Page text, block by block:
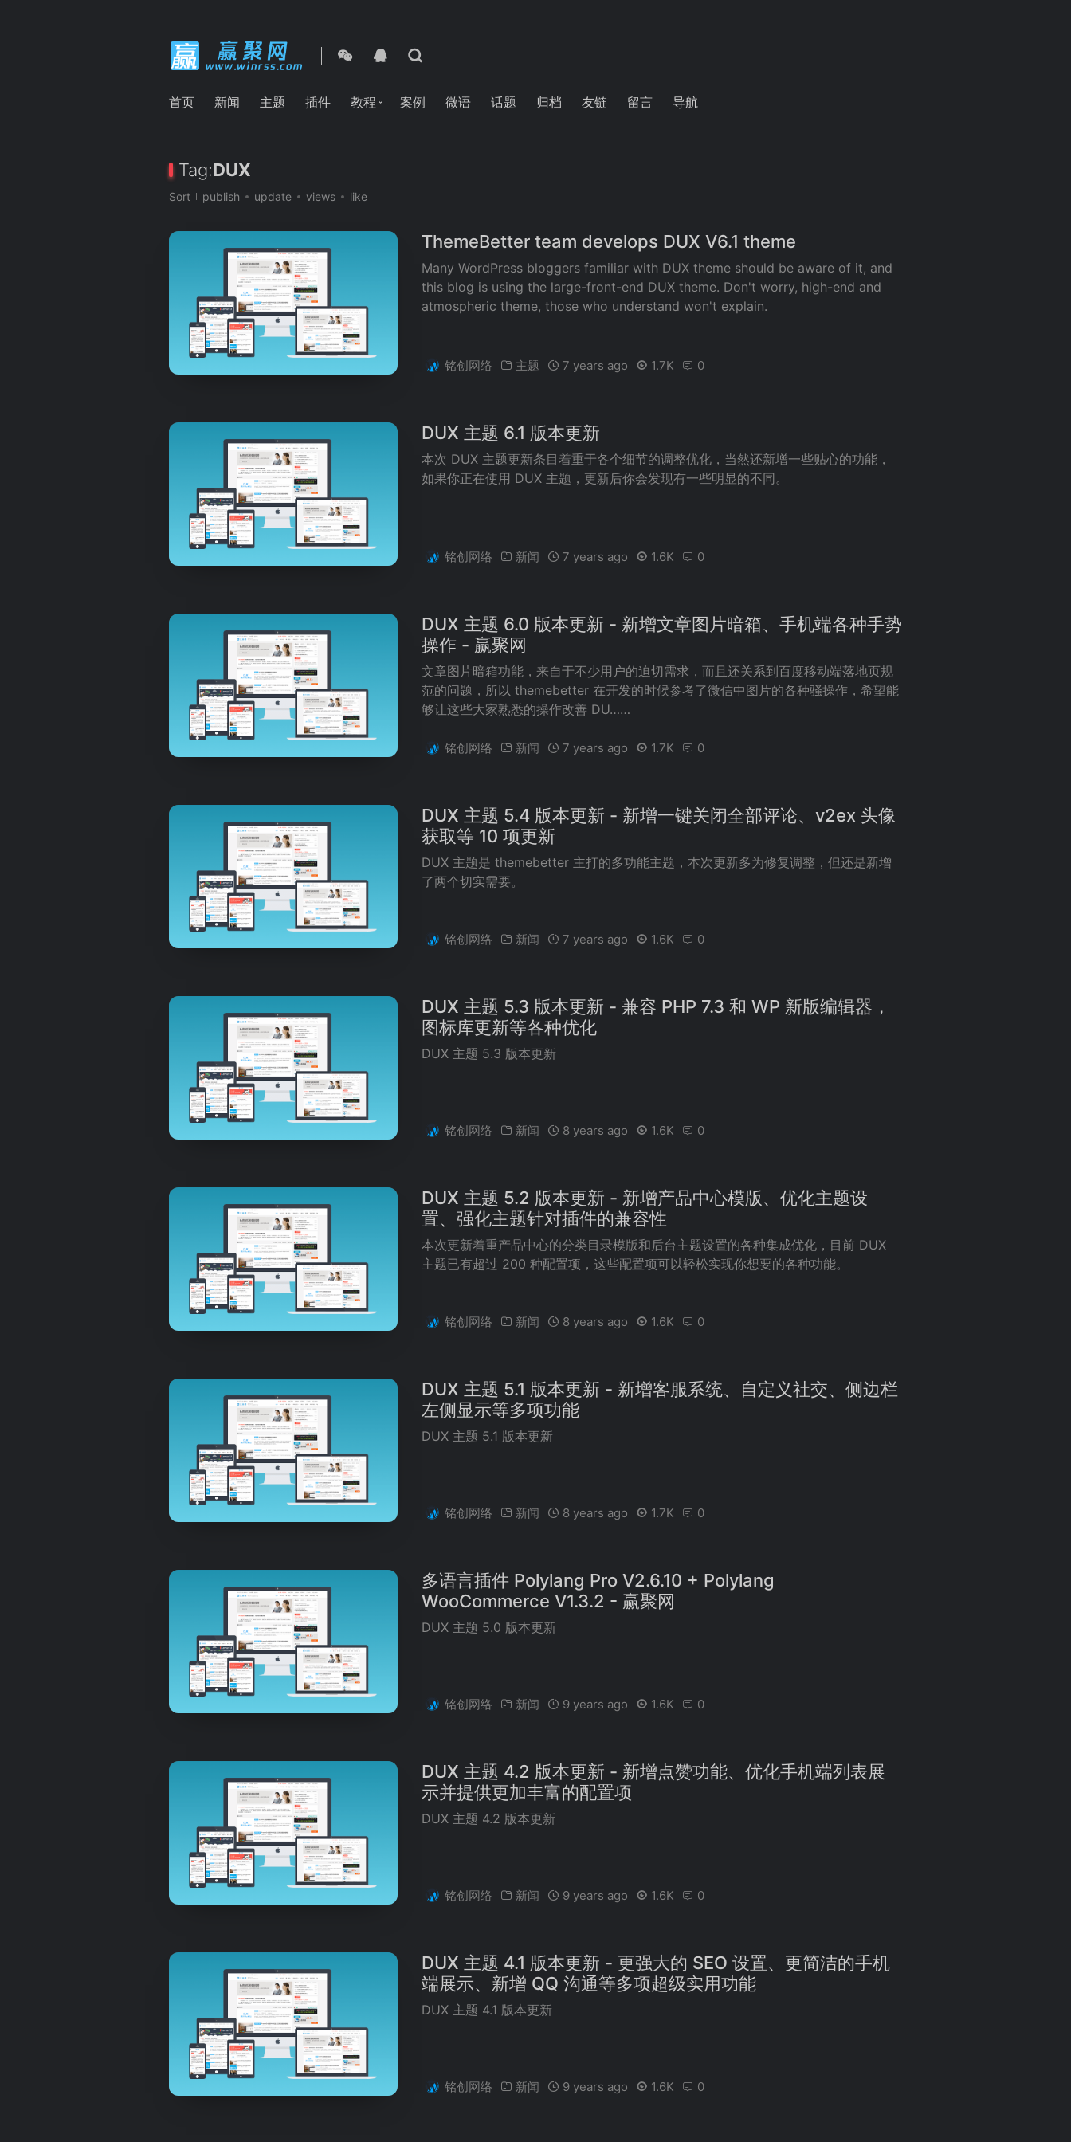
首页 新闻 主题 插件 教程 案例 微语 话题 归档 友链 留言 导航
Tag:DUX
Sort publish update views like
ThemeBetter team develops DUX V6.1 theme
铭创网络 主题 7 years ago 1.7K 0
Many WordPress bloggers familiar with DUX theme should be aware of it, and
this blog is using the large-front-end DUX theme. Don't worry, high-end and
atmospheric theme, those who understand won't explain.
DUX 主题 6.1 版本更新
铭创网络 新闻 7 years ago 1.6K 0
本次 DUX 主题更新条目着重于各个细节的调整优化，当然还新增一些贴心的功能，
如果你正在使用 DUX 主题，更新后你会发现有一些明显的不同。
DUX 主题 6.0 版本更新 - 新增文章图片暗箱、手机端各种手势
操作 - 赢聚网
铭创网络 新闻 7 years ago 1.7K 0
文章图片暗箱功能，来自于不少用户的迫切需求，而且还关系到百度移动端落地页规
范的问题，所以 themebetter 在开发的时候参考了微信中图片的各种骚操作，希望能
够让这些大家熟悉的操作改善 DU……
DUX 主题 5.4 版本更新 - 新增一键关闭全部评论、v2ex 头像
获取等 10 项更新
铭创网络 新闻 7 years ago 1.6K 0
DUX 主题是 themebetter 主打的多功能主题，本次更新多为修复调整，但还是新增
了两个切实需要。
DUX 主题 5.3 版本更新 - 兼容 PHP 7.3 和 WP 新版编辑器，
图标库更新等各种优化
铭创网络 新闻 8 years ago 1.6K 0
DUX 主题 5.3 版本更新
DUX 主题 5.2 版本更新 - 新增产品中心模版、优化主题设
置、强化主题针对插件的兼容性
铭创网络 新闻 8 years ago 1.6K 0
本次更新着重产品中心的分类目录模版和后台主题设置的各种集成优化，目前 DUX
主题已有超过 200 种配置项，这些配置项可以轻松实现你想要的各种功能。
DUX 主题 5.1 版本更新 - 新增客服系统、自定义社交、侧边栏
左侧显示等多项功能
铭创网络 新闻 8 years ago 1.7K 0
DUX 主题 5.1 版本更新
多语言插件 Polylang Pro V2.6.10 + Polylang
WooCommerce V1.3.2 - 赢聚网
铭创网络 新闻 9 years ago 1.6K 0
DUX 主题 5.0 版本更新
DUX 主题 4.2 版本更新 - 新增点赞功能、优化手机端列表展
示并提供更加丰富的配置项
铭创网络 新闻 9 years ago 1.6K 0
DUX 主题 4.2 版本更新
DUX 主题 4.1 版本更新 - 更强大的 SEO 设置、更简洁的手机
端展示、新增 QQ 沟通等多项超级实用功能
铭创网络 新闻 9 years ago 1.6K 0
DUX 主题 4.1 版本更新